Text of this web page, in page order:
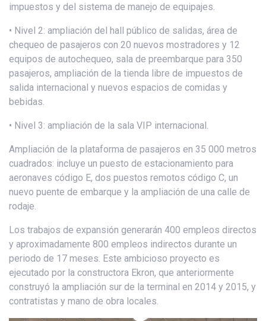
impuestos y del sistema de manejo de equipajes.
• Nivel 2: ampliación del hall público de salidas, área de
chequeo de pasajeros con 20 nuevos mostradores y 12
equipos de autochequeo, sala de preembarque para 350
pasajeros, ampliación de la tienda libre de impuestos de
salida internacional y nuevos espacios de comidas y
bebidas.
• Nivel 3: ampliación de la sala VIP internacional.
Ampliación de la plataforma de pasajeros en 35 000 metros
cuadrados: incluye un puesto de estacionamiento para
aeronaves código E, dos puestos remotos código C, un
nuevo puente de embarque y la ampliación de una calle de
rodaje.
Los trabajos de expansión generarán 400 empleos directos
y aproximadamente 800 empleos indirectos durante un
periodo de 17 meses. Este ambicioso proyecto es
ejecutado por la constructora Ekron, que anteriormente
construyó la ampliación sur de la terminal en 2014 y 2015, y
contratistas y mano de obra locales.